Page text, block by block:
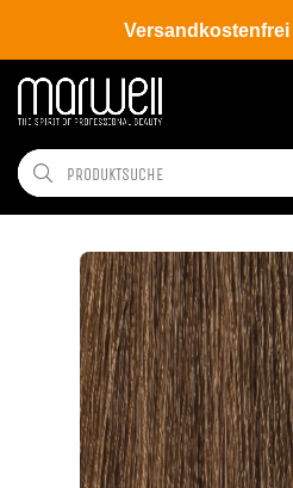
Versandkostenfrei
Shop Brands Moroccanoil